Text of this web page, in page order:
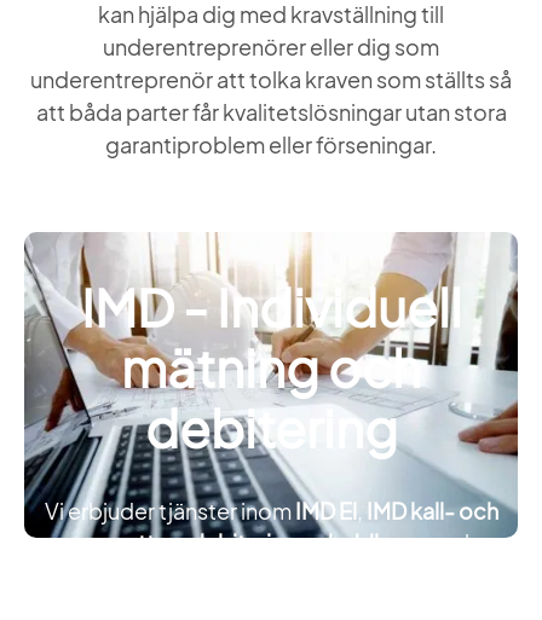
IMD - Individuell
mätning och
debitering
Vi erbjuder tjänster inom IMD El ,
IMD kall- och
varmvatten,debitering av laddboxaroch
kan hjälpa dig med kravställning till
underentreprenörer eller dig som
underentreprenör att tolka kraven som ställts så
att båda parter får kvalitetslösningar utan stora
garantiproblem eller förseningar.